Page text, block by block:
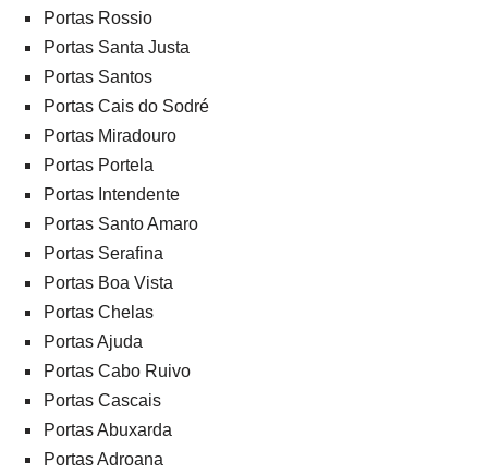
Portas Rossio
Portas Santa Justa
Portas Santos
Portas Cais do Sodré
Portas Miradouro
Portas Portela
Portas Intendente
Portas Santo Amaro
Portas Serafina
Portas Boa Vista
Portas Chelas
Portas Ajuda
Portas Cabo Ruivo
Portas Cascais
Portas Abuxarda
Portas Adroana